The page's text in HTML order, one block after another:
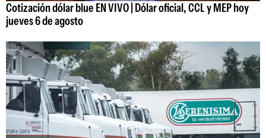
Cotización dólar blue EN VIVO | Dólar oficial, CCL y MEP hoy
jueves 6 de agosto